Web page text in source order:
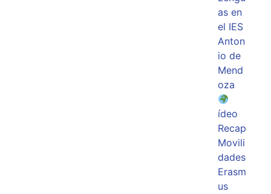
as en
el IES
Anton
io de
Mend
oza
ídeo
Recap
Movili
dades
Erasm
us